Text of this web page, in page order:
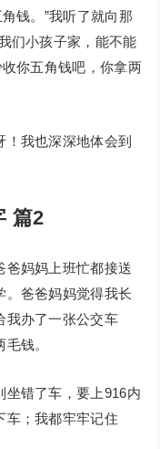
钱。”我听了就向那
们小孩子家，能不能
你五角钱吧，你拿两
我也深深地体会到
篇2
妈妈上班忙都接送
。爸爸妈妈觉得我长
我办了一张公交车
钱。
错了车，要上916内
车；我都牢牢记住